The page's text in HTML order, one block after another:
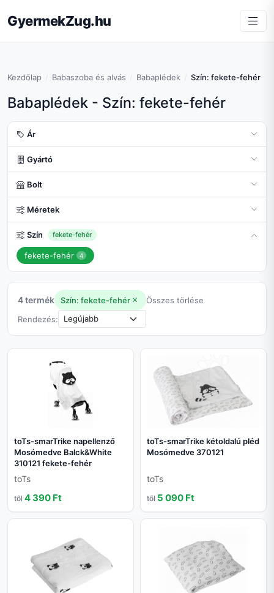
GyermekZug.hu
Kezdőlap Babaszoba és alvás Babaplédek Szín: fekete-fehér
Babaplédek - Szín: fekete-fehér
Ár
Gyártó
Bolt
Méretek
Szín fekete-fehér
fekete-fehér 4
4 termék Szín: fekete-fehér
Összes törlése
Rendezés:
toTs-smarTrike napellenző
Mosómedve Balck&White
310121 fekete-fehér
toTs
től 4 390 Ft
toTs-smarTrike kétoldalú pléd
Mosómedve 370121
toTs
től 5 090 Ft